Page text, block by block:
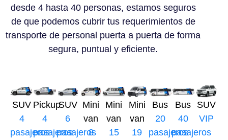
desde 4 hasta 40 personas, estamos seguros
de que podemos cubrir tus requerimientos de
transporte de personal puerta a puerta de forma
segura, puntual y eficiente.
SUV
4
pasajeros
Pickup
4
pasajeros
SUV
6
pasajeros
Mini
van
8
Mini
van
15
Mini
van
19
Bus
20
pasajeros
Bus
40
pasajeros
SUV
VIP